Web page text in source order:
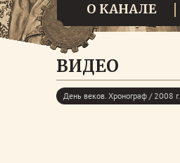
О КАНАЛЕ
ВИДЕО
День веков. Хронограф / 2008 г.